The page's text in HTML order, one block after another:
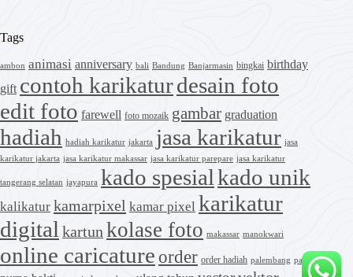
Tags
ambon animasi anniversary bali Bandung Banjarmasin bingkai birthday
gift contoh karikaturdesain foto
edit foto farewell foto mozaik gambar graduation
hadiah hadiah karikatur jakarta jasa karikatur jasa
karikatur jakarta jasa karikatur makassar jasa karikatur parepare jasa karikatur
tangerang selatan jayapura kado spesialkado unik
kalikatur kamarpixel kamar pixel karikatur
digital kartun kolase foto makassar manokwari
online caricature order order hadiah palembang palu